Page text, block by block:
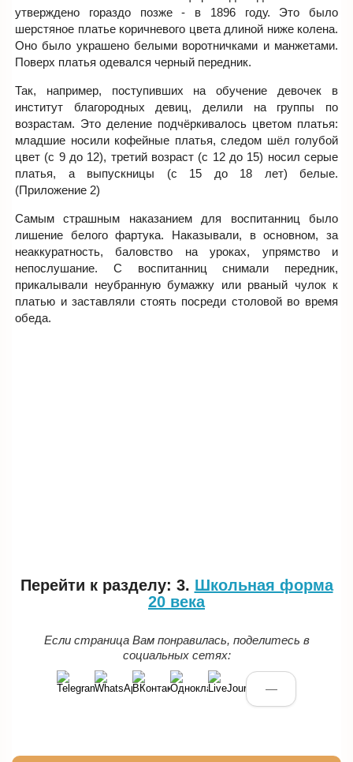
утверждено гораздо позже - в 1896 году. Это было
шерстяное платье коричневого цвета длиной ниже колена.
Оно было украшено белыми воротничками и манжетами.
Поверх платья одевался черный передник.
Так, например, поступивших на обучение девочек в
институт благородных девиц, делили на группы по
возрастам. Это деление подчёркивалось цветом платья:
младшие носили кофейные платья, следом шёл голубой
цвет (с 9 до 12), третий возраст (с 12 до 15) носил серые
платья, а выпускницы (с 15 до 18 лет) белые.
(Приложение 2)
Самым страшным наказанием для воспитанниц было
лишение белого фартука. Наказывали, в основном, за
неаккуратность, баловство на уроках, упрямство и
непослушание. С воспитанниц снимали передник,
прикалывали неубранную бумажку или рваный чулок к
платью и заставляли стоять посреди столовой во время
обеда.
Перейти к разделу: 3. Школьная форма
20 века
Если страница Вам понравилась, поделитесь в
социальных сетях:
—